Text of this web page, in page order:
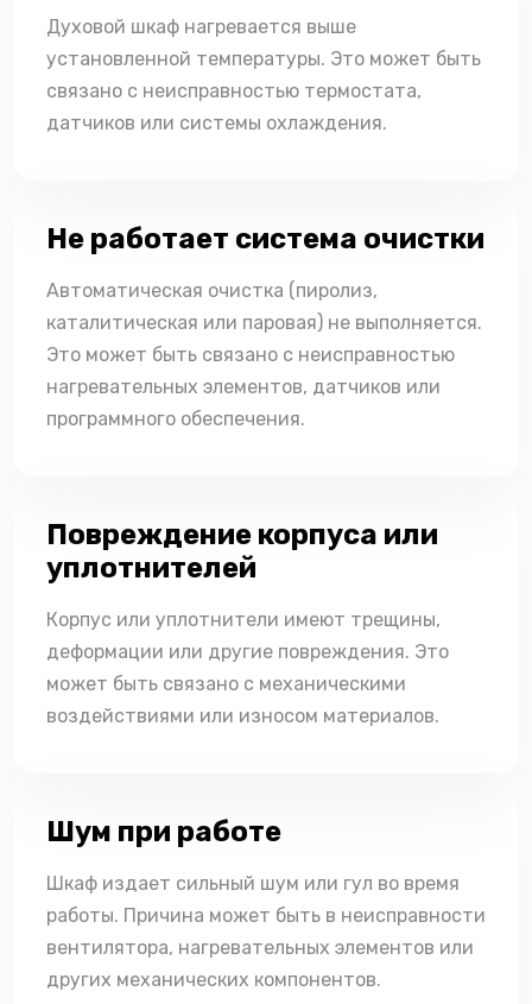
Духовой шкаф нагревается выше
установленной температуры. Это может быть
связано с неисправностью термостата,
датчиков или системы охлаждения.
Не работает система очистки
Автоматическая очистка (пиролиз,
каталитическая или паровая) не выполняется.
Это может быть связано с неисправностью
нагревательных элементов, датчиков или
программного обеспечения.
Повреждение корпуса или
уплотнителей
Корпус или уплотнители имеют трещины,
деформации или другие повреждения. Это
может быть связано с механическими
воздействиями или износом материалов.
Шум при работе
Шкаф издает сильный шум или гул во время
работы. Причина может быть в неисправности
вентилятора, нагревательных элементов или
других механических компонентов.